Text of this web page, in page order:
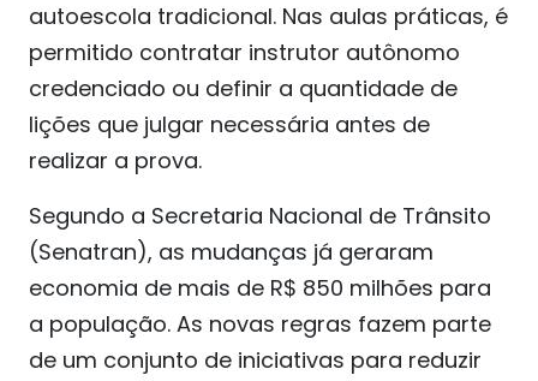
autoescola tradicional. Nas aulas práticas, é
permitido contratar instrutor autônomo
credenciado ou definir a quantidade de
lições que julgar necessária antes de
realizar a prova.
Segundo a Secretaria Nacional de Trânsito
(Senatran), as mudanças já geraram
economia de mais de R$ 850 milhões para
a população. As novas regras fazem parte
de um conjunto de iniciativas para reduzir